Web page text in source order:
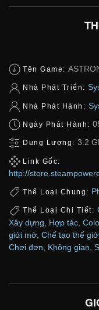
Tên Game:
Nhà Phát Triển:
Nhà Phát Hành:
Ngày Phát Hành:
Dung Lượng: 3.2
Link Gốc:
http://
Thể Loại Chung:
Thể Loại Chi Tiết:
Xây dựng
Hợp tác
giới mở Chế tạo thế
Chơi đơn
Không gian